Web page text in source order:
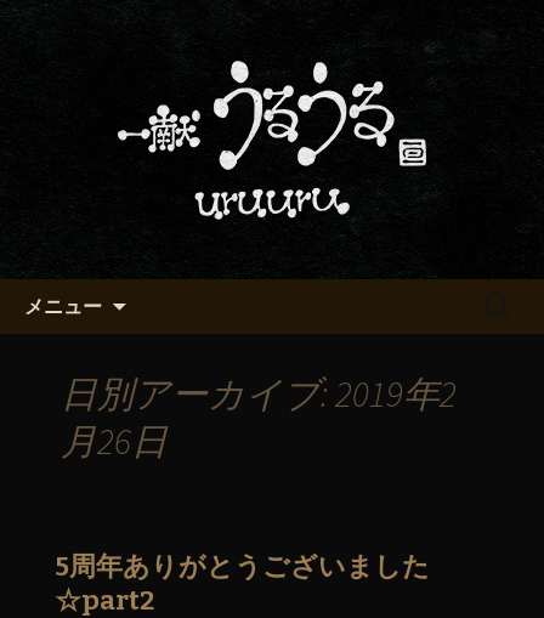
京都・五条でおいしい地酒が飲
める「一献うるうる」のブロ
京都・五条烏丸の町屋居酒屋「一献う
るうる」からのお知らせ
メニュー
日別アーカイブ: 2019年2
月26日
5周年ありがとうございました
☆part2